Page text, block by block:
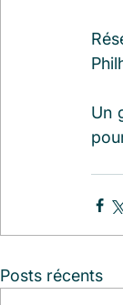
Un
Posts récents